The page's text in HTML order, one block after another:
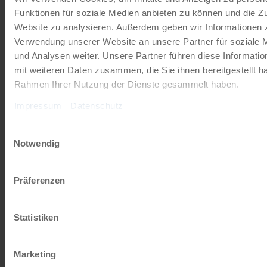
Funktionen für soziale Medien anbieten zu können und die
Website zu analysieren. Außerdem geben wir Informationen
Verwendung unserer Website an unsere Partner für soziale
und Analysen weiter. Unsere Partner führen diese
mit weiteren Daten zusammen, die Sie ihnen bereitgestellt
Rahmen Ihrer Nutzung der Dienste gesammelt haben.
Impressum Datenschutz
Notwendig
Präferenzen
Statistiken
Marketing
Zur Webseite
Unsere Reisekataloge
Radreisen, Kreuzfahrten und
Radkreuzfahrten